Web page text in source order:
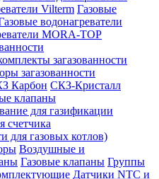
Vilterm Газовые
водонагреватели
MORA-TOP
загазованности
загазованности
Карбон СКЗ-Кристалл
клапаны
для газификации
счетчика
для газовых котлов)
Воздушные и
Газовые клапаны Группы
Датчики NTC и